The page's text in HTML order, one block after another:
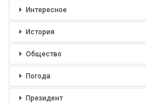
Интересное
История
Общество
Погода
Президент